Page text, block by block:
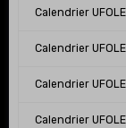
Calendrier
Calendrier
Calendrier
Calendrier